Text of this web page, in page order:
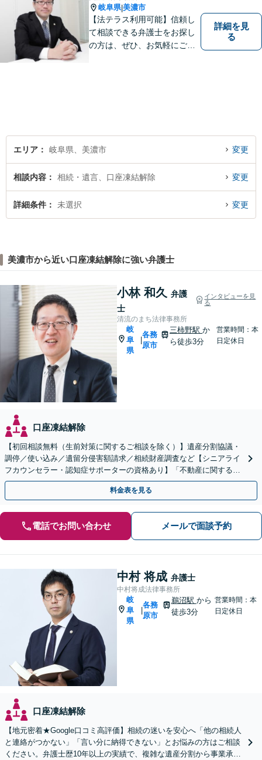
岐阜県|美濃市
【法テラス利用可能】信頼し
て相談できる弁護士をお探し
の方は、ぜひ、お気軽にご連
詳細を見
る
エリア 岐阜県、美濃市 変更
相談内容 相続・遺言、口座凍結解除 変更
詳細条件 未選択 変更
美濃市から近い口座凍結解除に強い弁護士
小林 和久 弁護
士
インタビューを見
る
清流のまち法律事務所
岐
阜
県
各務
原市
三柿野駅か
ら徒歩3分
営業時間：本
日定休日
口座凍結解除
【初回相談無料（生前対策に関するご相談を除く）】遺産分割協議・
調停／使い込み／遺留分侵害額請求／相続財産調査など【シニアライ
フカウンセラー・認知症サポーターの資格あり】「不動産に関する相
続もお任せください」【当日・夜間相談可（要相談）】
料金表を見る
電話でお問い合わせ メールで面談予約
中村 将成 弁護士
中村将成法律事務所
岐
阜
県
各務
原市
鵜沼駅 から
徒歩3分
営業時間：本
日定休日
口座凍結解除
【地元密着★Google口コミ高評価】相続の迷いを安心へ「他の相続人
と連絡がつかない」「言い分に納得できない」とお悩みの方はご相談
ください。弁護士歴10年以上の実績で、複雑な遺産分割から事業承継